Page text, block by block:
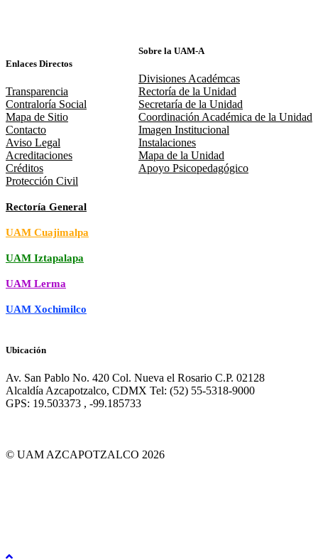
Sobre la UAM-A
Divisiones Académcas
Rectoría de la Unidad
Secretaría de la Unidad
Coordinación Académica de la Unidad
Imagen Institucional
Instalaciones
Mapa de la Unidad
Apoyo Psicopedagógico
Enlaces Directos
Transparencia
Contraloría Social
Mapa de Sitio
Contacto
Aviso Legal
Acreditaciones
Créditos
Protección Civil
Rectoría General
UAM Cuajimalpa
UAM Iztapalapa
UAM Lerma
UAM Xochimilco
Ubicación
Av. San Pablo No. 420 Col. Nueva el Rosario C.P. 02128
Alcaldía Azcapotzalco, CDMX Tel: (52) 55-5318-9000
GPS: 19.503373 , -99.185733
© UAM AZCAPOTZALCO 2026